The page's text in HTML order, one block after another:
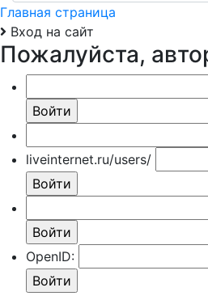
Главная страница
Вход на сайт
Пожалуйста,
liveinternet.ru/users/
OpenID: